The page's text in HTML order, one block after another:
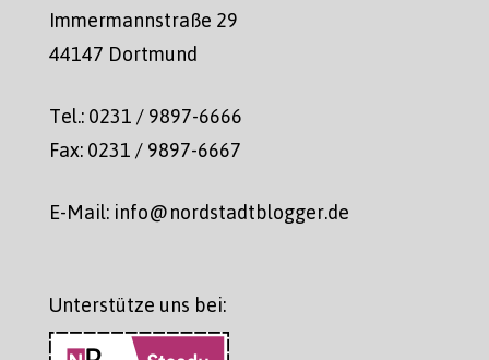
Immermannstraße 29
44147 Dortmund
Tel.: 0231 / 9897-6666
Fax: 0231 / 9897-6667
E-Mail: info@nordstadtblogger.de
Unterstütze uns bei: